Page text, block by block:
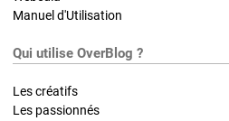
Manuel d'Utilisation
Qui utilise OverBlog ?
Les créatifs
Les passionnés